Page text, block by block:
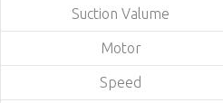
Suction Valume
Motor
Speed